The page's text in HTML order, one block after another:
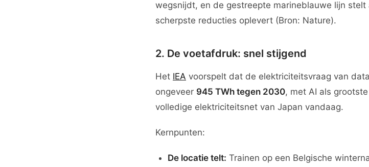
wegsnijdt, en de gestreepte marineblauwe lijn
scherpste reducties oplevert (Bron: Nature).
2. De voetafdruk: snel stijgend
Het IEA voorspelt dat de elektriciteitsvraag van
ongeveer 945 TWh tegen 2030, met AI als
volledige elektriciteitsnet van Japan vandaag.
Kernpunten:
De locatie telt: Trainen op een Belgische